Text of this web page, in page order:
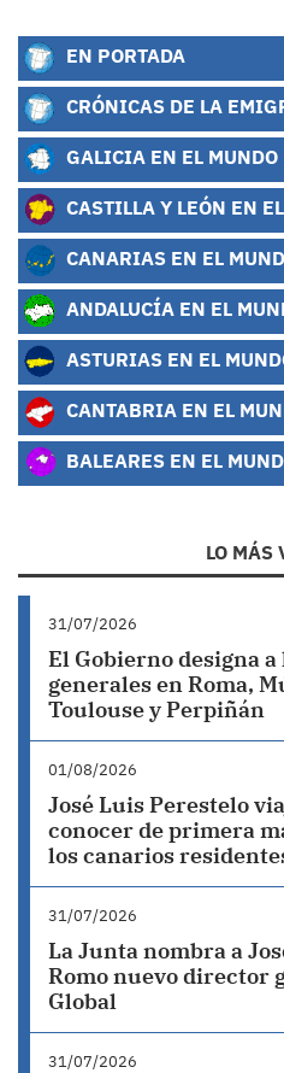
EN PORTADA
CRÓNICAS DE LA
GALICIA EN EL MUNDO
CASTILLA Y LEÓN EN
CANARIAS EN EL
ANDALUCÍA EN EL
ASTURIAS EN EL
CANTABRIA EN EL
BALEARES EN EL
LO MÁS
31/07/2026
El Gobierno designa
generales en Roma,
Toulouse y Perpiñán
01/08/2026
José Luis Perestelo
conocer de primera
los canarios
31/07/2026
La Junta nombra a
Romo nuevo director
Global
31/07/2026